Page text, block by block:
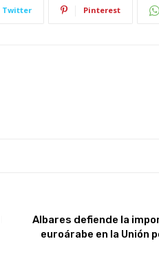
Twitter Pinterest
Albares defiende la
euroárabe en la Unión